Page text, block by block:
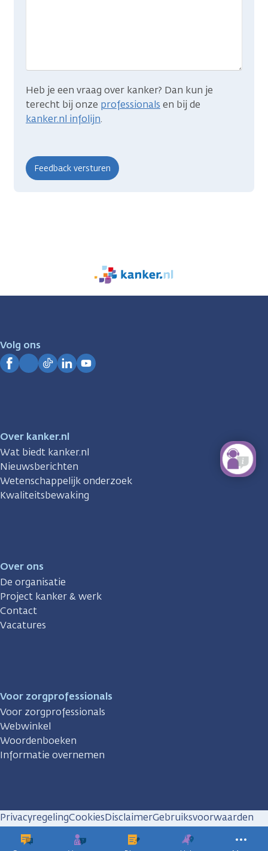
Heb je een vraag over kanker? Dan kun je
terecht bij onze professionals en bij de
kanker.nl infolijn.
We
zijn
Volg ons
Over kanker.nl
Wat biedt kanker.nl
Nieuwsberichten
Wetenschappelijk onderzoek
Kwaliteitsbewaking
Over ons
De organisatie
Project kanker & werk
Contact
Vacatures
Voor zorgprofessionals
Voor zorgprofessionals
Webwinkel
Woordenboeken
Informatie overnemen
PrivacyregelingCookiesDisclaimerGebruiksvoorwaarden
Huisregels